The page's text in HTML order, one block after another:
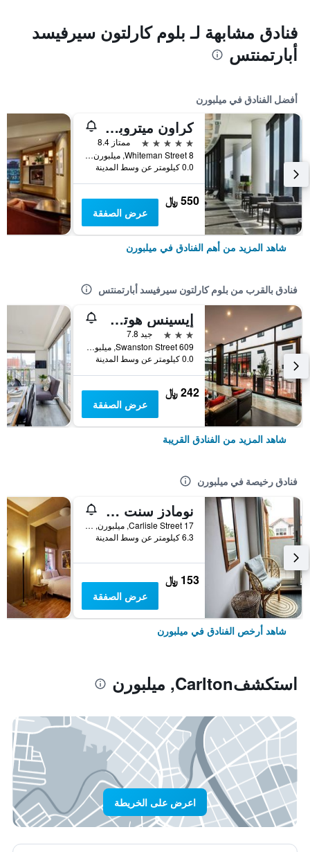
فنادق مشابهة لـ بلوم كارلتون سيرفيسد
أبارتمنتس
أفضل الفنادق في ميلبورن
كراون ميتروبول ملبورن
5 نجوم
ممتاز 8.4
8 Whiteman Street, ميلبورن, VIC, أستراليا
0.0 كيلومتر عن وسط المدينة
550 ﷼
عرض الصفقة
شاهد المزيد من أهم الفنادق في ميلبورن
فنادق بالقرب من بلوم كارلتون سيرفيسد أبارتمنتس
إيسينس هوتل كارلتن
3 نجوم
جيد 7.8
609 Swanston Street, ميلبورن, VIC, أستراليا
0.0 كيلومتر عن وسط المدينة
242 ﷼
عرض الصفقة
شاهد المزيد من الفنادق القريبة
فنادق رخيصة في ميلبورن
نومادز سنت كيلدا هوستل
17 Carlisle Street, ميلبورن, VIC, أستراليا
6.3 كيلومتر عن وسط المدينة
153 ﷼
عرض الصفقة
شاهد أرخص الفنادق في ميلبورن
استكشفCarlton, ميلبورن
اعرض على الخريطة